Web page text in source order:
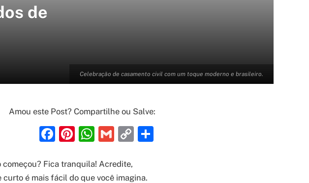
Celebração de casamento civil com um toque moderno e brasileiro.
de
Amou este Post? Compartilhe ou Salve:
Facebook
Pinterest
WhatsApp
Gmail
Copy
Fica tranquila! Acredite,
é mais fácil do que você imagina.